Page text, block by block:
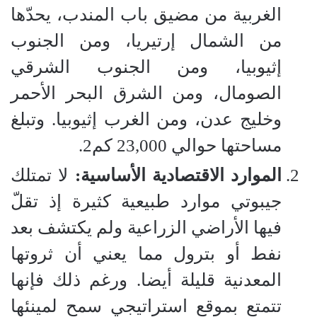
الغربية من مضيق باب المندب، يحدّها
من الشمال إرتيريا، ومن الجنوب
إثيوبيا، ومن الجنوب الشرقي
الصومال، ومن الشرق البحر الأحمر
وخليج عدن، ومن الغرب إثيوبيا. وتبلغ
مساحتها حوالي 23,000 كم2.
الموارد الاقتصادية الأساسية: لا تمتلك
جيبوتي موارد طبيعية كثيرة إذ تقلّ
فيها الأراضي الزراعية ولم يكتشف بعد
نفط أو بترول مما يعني أن ثروتها
المعدنية قليلة أيضا. ورغم ذلك فإنها
تتمتع بموقع استراتيجي سمح لمينئها